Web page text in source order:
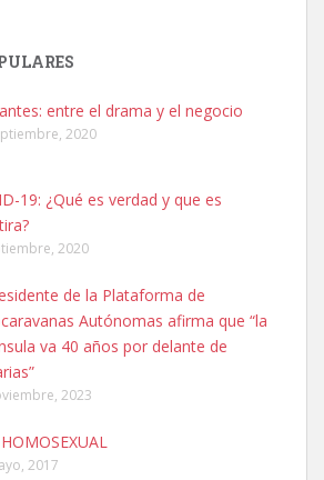
personales ...
JOSE MESA Y LOPEZ
SHIBA CON MICROCHIP PERDIDO HOY
Y LOPEZ. ES MUY ASUSTADIZO
entre el drama y el negocio
2020
19: ¿Qué es verdad y que es
2020
de la Plataforma de
Autónomas afirma que “la
va 40 años por delante de
2023
2017